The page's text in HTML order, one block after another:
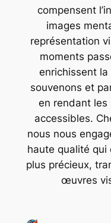
compensent
images
représentation
moments
enrichissent
souvenons et
en rendant les
accessibles.
nous nous
haute qualité qui
plus précieux,
œuvres